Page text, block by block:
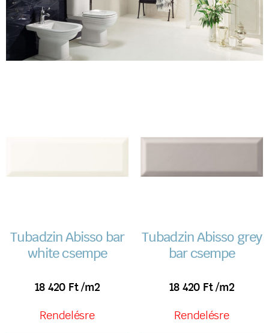
Tubadzin Abisso bar
white csempe
18 420 Ft /m2
Rendelésre
Tubadzin Abisso grey
bar csempe
18 420 Ft /m2
Rendelésre